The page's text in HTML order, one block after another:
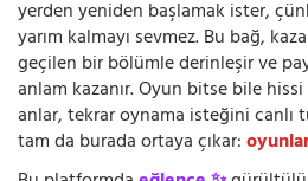
yerden yeniden başlamak ister,
yarım kalmayı sevmez. Bu bağ,
geçilen bir bölümle derinleşir ve
anlam kazanır. Oyun bitse bile
anlar, tekrar oynama isteğini canlı
tam da burada ortaya çıkar: